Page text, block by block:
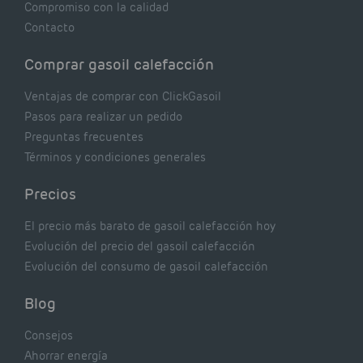
Compromiso con la calidad
Contacto
Comprar gasoil calefacción
Ventajas de comprar con ClickGasoil
Pasos para realizar un pedido
Preguntas frecuentes
Términos y condiciones generales
Precios
El precio más barato de gasoil calefacción hoy
Evolución del precio del gasoil calefacción
Evolución del consumo de gasoil calefacción
Blog
Consejos
Ahorrar energía